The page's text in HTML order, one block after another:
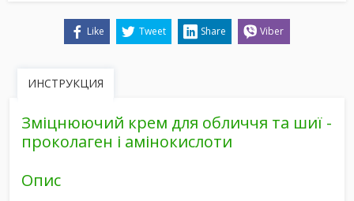
Like Tweet Share Viber
ИНСТРУКЦИЯ
Зміцнюючий крем для обличчя та шиї -
проколаген і амінокислоти
Опис